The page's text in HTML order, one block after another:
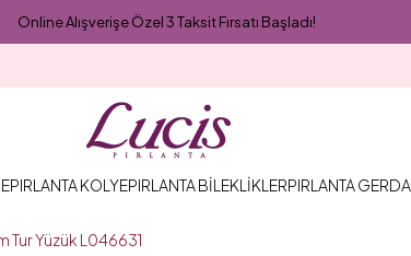
Online Alışverişe Özel 3 Taksit Fırsatı Başladı!
PIRLANTA KOLYEPIRLANTA BİLEKLİKLERPIRLANTA
Tur Yüzük L046631